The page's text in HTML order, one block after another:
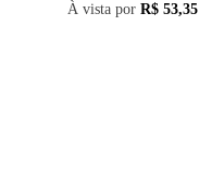
À vista por R$ 53,35